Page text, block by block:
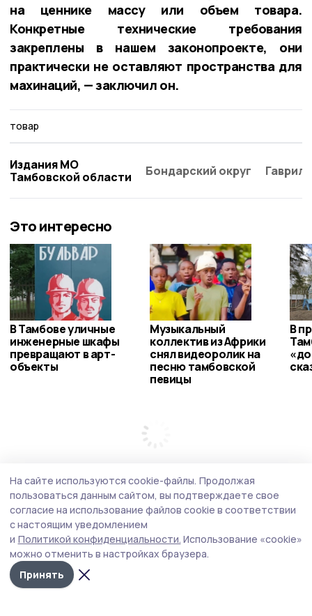
на ценнике массу или объем товара.
Конкретные технические требования
закреплены в нашем законопроекте, они
практически не оставляют пространства для
махинаций, — заключил он.
товар
Издания МО
Тамбовской области
Бондарский округ
Это интересно
В Тамбове уличные
инженерные шкафы
превращают в арт-
объекты
Музыкальный
коллектив из Африки
снял видеоролик на
песню тамбовской
певицы
В
На сайте используются cookie-файлы. Продолжая
пользоваться данным сайтом, вы подтверждаете свое
согласие на использование файлов cookie в соответствии
с настоящим уведомлением
и Политикой конфиденциальности. Использование «cookie»
можно отменить в настройках браузера.
Принять